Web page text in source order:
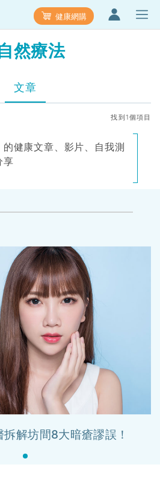
健康網購
然療法
文章
找到1個項目
健康文章、影片、自我測
享
解坊間8大暗瘡謬誤！